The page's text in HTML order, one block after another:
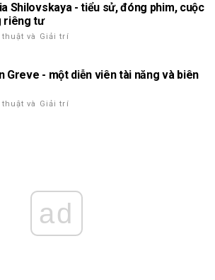
Shilovskaya - tiểu sử, đóng phim, cuộc
riêng tư
thuật và Giải trí
Greve - một diễn viên tài năng và biên
thuật và Giải trí
ad